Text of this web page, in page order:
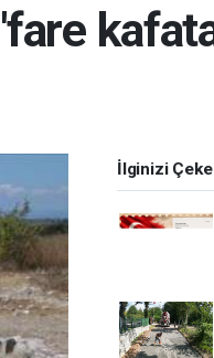
İlginizi